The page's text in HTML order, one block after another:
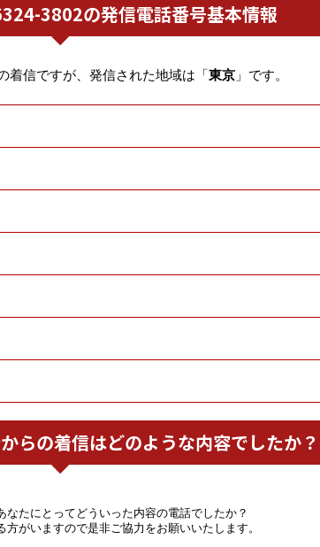
3802の発信電話番号基本情報
着信ですが、発信された地域は「東京 」です。
らの着信はどのような内容でしたか？
たにとってどういった内容の電話でしたか？
がいますので是非ご協力をお願いいたします。